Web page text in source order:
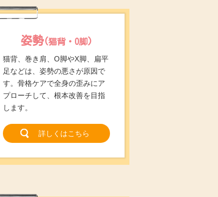
姿勢(猫背・O脚)
猫背、巻き肩、O脚やX脚、扁平
足などは、姿勢の悪さが原因で
す。骨格ケアで全身の歪みにア
プローチして、根本改善を目指
します。
詳しくはこちら